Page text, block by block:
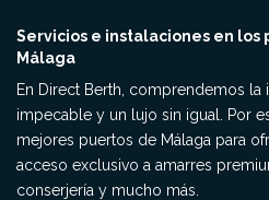
Servicios e instalaciones en
Málaga
En Direct Berth, comprendemos
impecable y un lujo sin igual. Por
mejores puertos de Málaga para
acceso exclusivo a amarres
conserjería y mucho más.